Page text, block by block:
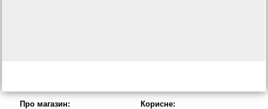
Про магазин: Корисне: